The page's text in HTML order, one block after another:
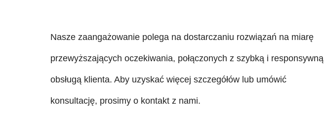
Nasze zaangażowanie polega na dostarczaniu rozwiązań na miarę
przewyższających oczekiwania, połączonych z szybką i responsywną
obsługą klienta. Aby uzyskać więcej szczegółów lub umówić
konsultację, prosimy o kontakt z nami.